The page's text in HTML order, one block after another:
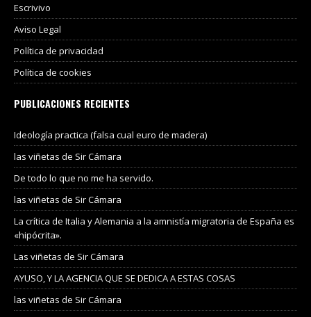
Escrivivo
Aviso Legal
Política de privacidad
Política de cookies
PUBLICACIONES RECIENTES
Ideología practica (falsa cual euro de madera)
las viñetas de Sir Cámara
De todo lo que no me ha servido.
las viñetas de Sir Cámara
La crítica de Italia y Alemania a la amnistía migratoria de España es
«hipócrita».
Las viñetas de Sir Cámara
AYUSO, Y LA AGENCIA QUE SE DEDICA A ESTAS COSAS
las viñetas de Sir Cámara